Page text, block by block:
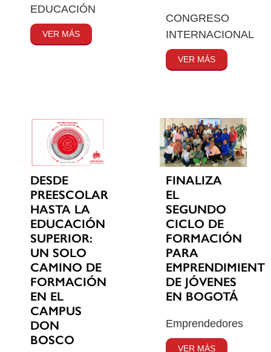
EDUCACIÓN
VER MÁS
CONGRESO
INTERNACIONAL
VER MÁS
DESDE
PREESCOLAR
HASTA LA
EDUCACIÓN
SUPERIOR:
UN SOLO
CAMINO DE
FORMACIÓN
EN EL
CAMPUS
DON
BOSCO
FINALIZA
EL
SEGUNDO
CICLO DE
FORMACIÓN
PARA
DE JÓVENES
EN BOGOTÁ
Emprendedores
VER MÁS